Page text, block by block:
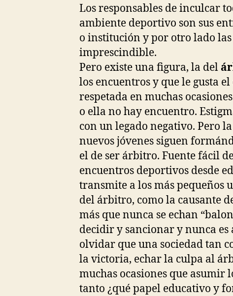
Los responsables de inculcar
ambiente deportivo son sus
o institución y por otro lado
imprescindible.
Pero existe una figura, la del
los encuentros y que le gusta
respetada en muchas
o ella no hay encuentro.
con un legado negativo. Pero
nuevos jóvenes siguen
el de ser árbitro. Fuente fácil
encuentros deportivos desde
transmite a los más pequeños
del árbitro, como la causante
más que nunca se echan
decidir y sancionar y nunca es
olvidar que una sociedad tan
la victoria, echar la culpa al
muchas ocasiones que asumir
tanto ¿qué papel educativo y